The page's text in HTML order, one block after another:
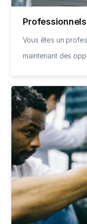
Vous êtes un
maintenant des